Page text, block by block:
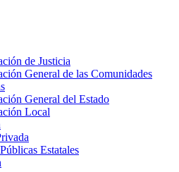
de Justicia
General de las Comunidades
General del Estado
Local
Estatales